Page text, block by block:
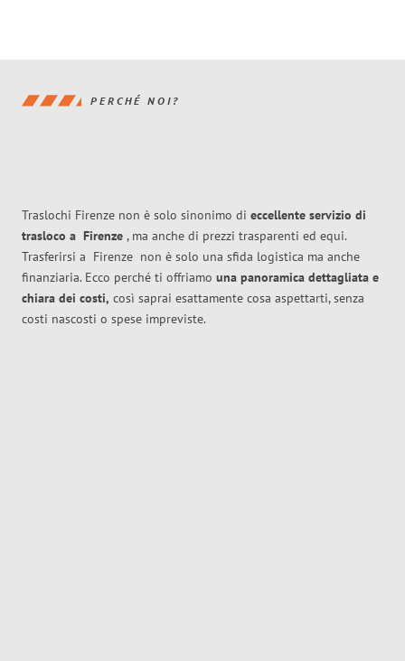
PERCHÉ NOI?
Traslochi Firenze non è solo sinonimo di eccellente servizio di
trasloco a Firenze , ma anche di prezzi trasparenti ed equi.
Trasferirsi a Firenze non è solo una sfida logistica ma anche
finanziaria. Ecco perché ti offriamo una panoramica dettagliata e
chiara dei costi, così saprai esattamente cosa aspettarti, senza
costi nascosti o spese impreviste.